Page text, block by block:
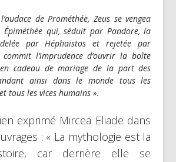
de Prométhée, Zeus se vengea
qui, séduit par Pandore, la
par Héphaïstos et rejetée par
commit l’imprudence d’ouvrir la boîte
cadeau de mariage de la part des
ainsi dans le monde tous les
tous les vices humains ».
exprimé Mircea Eliade dans
: « La mythologie est la
car derrière elle se